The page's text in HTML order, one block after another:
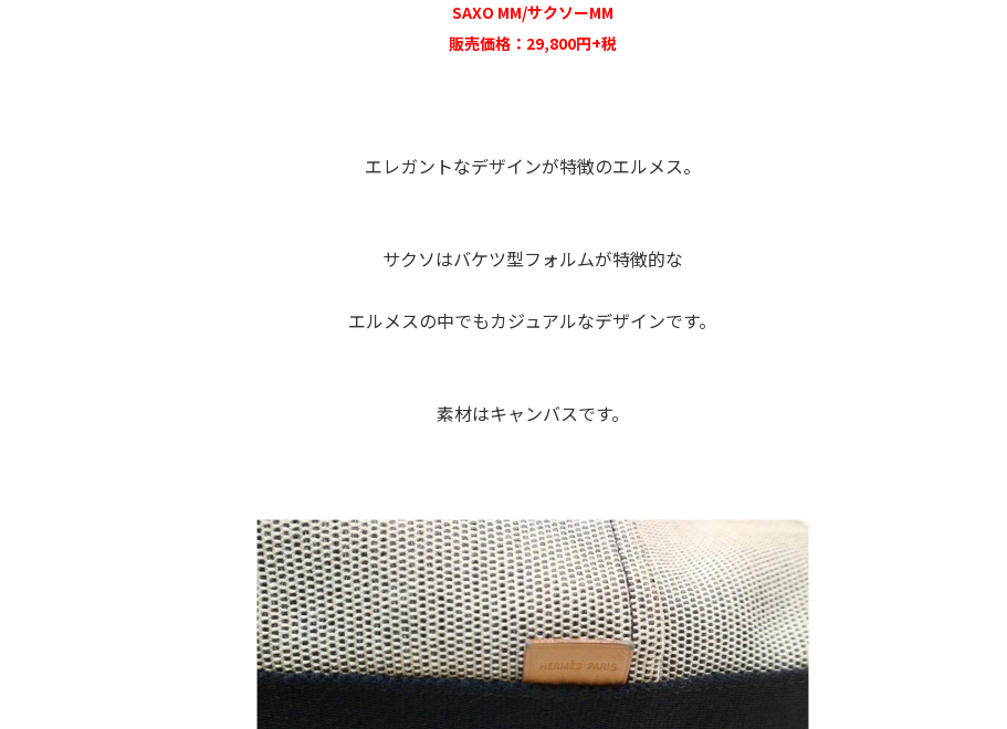
SAXO MM/サクソーMM
販売価格：29,800円+税
エレガントなデザインが特徴のエルメス。
サクソはバケツ型フォルムが特徴的な
エルメスの中でもカジュアルなデザインです。
素材はキャンバスです。